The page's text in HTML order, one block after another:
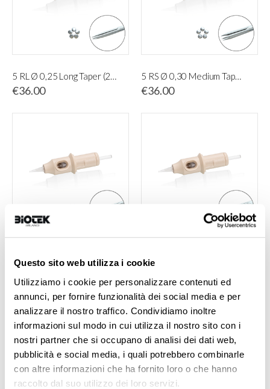
Questo sito web utilizza i cookie
Utilizziamo i cookie per personalizzare contenuti ed
annunci, per fornire funzionalità dei social media e per
analizzare il nostro traffico. Condividiamo inoltre
informazioni sul modo in cui utilizza il nostro sito con i
nostri partner che si occupano di analisi dei dati web,
pubblicità e social media, i quali potrebbero combinarle
con altre informazioni che ha fornito loro o che hanno
raccolto dal suo utilizzo dei loro servizi.
5 RL Ø 0,25 Long Taper (20 pcs)
€36.00
5 RS Ø 0,30 Medium Taper (20 pcs)
€36.00
€37.50 €37.50